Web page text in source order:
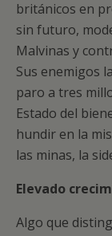
británicos en
sin futuro,
Malvinas y
Sus enemigos
paro a tres
Estado del
hundir en la
las minas, la
Elevado
Algo que